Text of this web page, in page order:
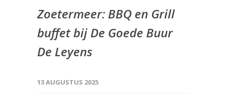
Zoetermeer: BBQ en Grill
buffet bij De Goede Buur
De Leyens
13 AUGUSTUS 2025